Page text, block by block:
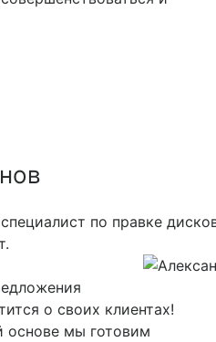
по правке
о своих клиентах!
основе мы готовим